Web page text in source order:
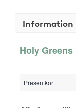
Information
Holy
Presentkort